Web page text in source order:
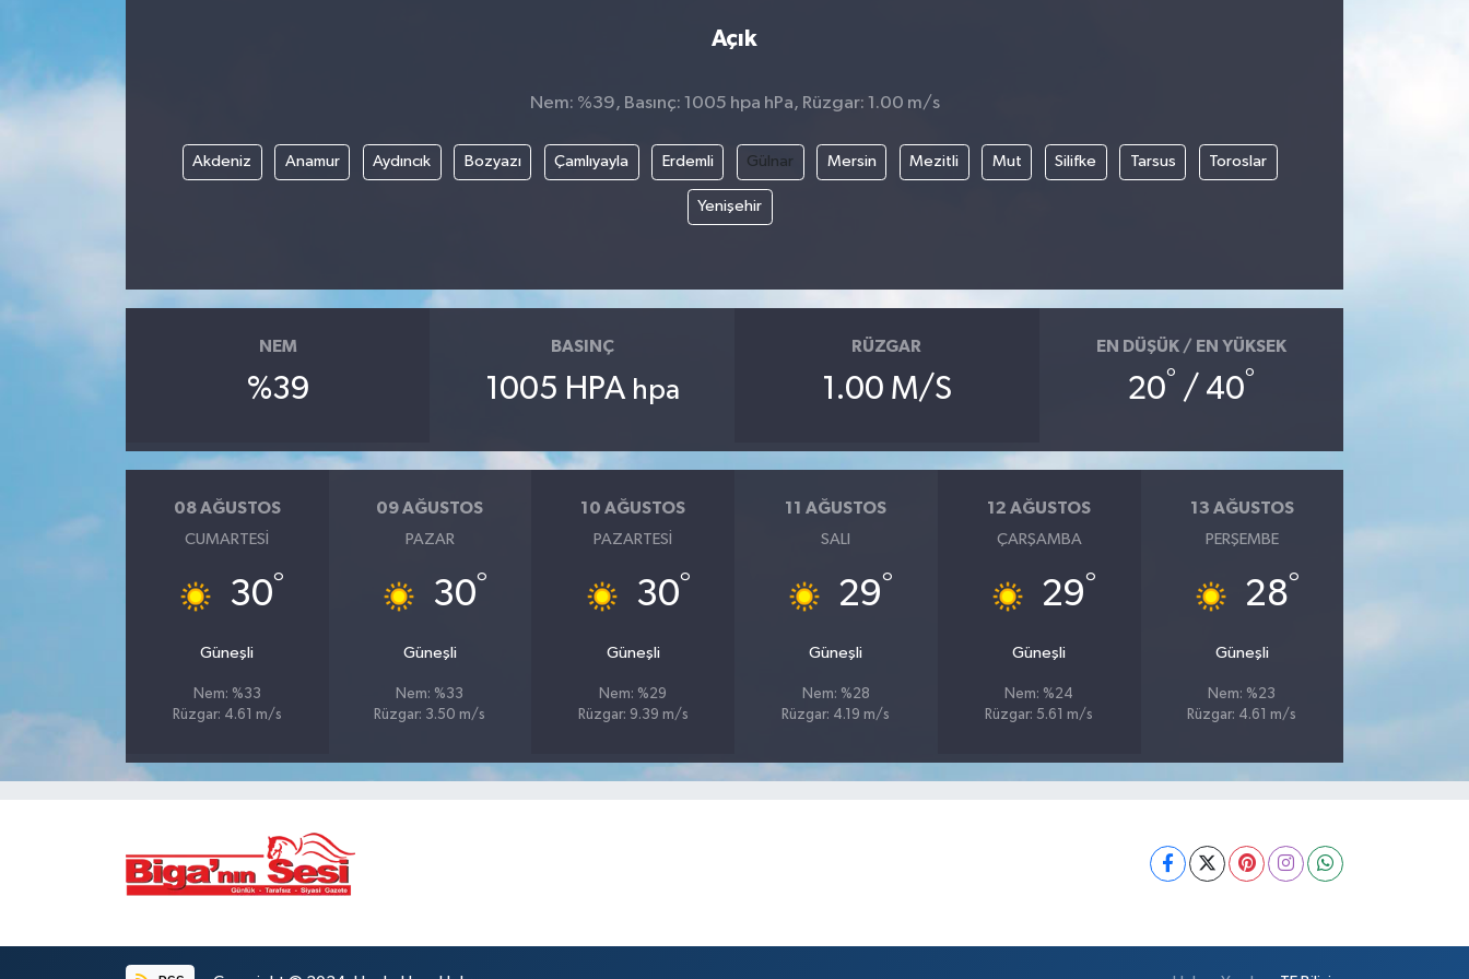
Açık
Nem: %39, Basınç: 1005 hpa hPa, Rüzgar: 1.00 m/s
Akdeniz Anamur Aydıncık Bozyazı Çamlıyayla Erdemli Gülnar Mersin Mezitli Mut Silifke Tarsus Toroslar
Yenişehir
NEM
%39
BASINÇ
1005 HPA hpa
RÜZGAR
1.00 M/S
EN DÜŞÜK / EN YÜKSEK
20° / 40°
08 AĞUSTOS
CUMARTESI
30°
Güneşli
Nem: %33
Rüzgar: 4.61 m/s
09 AĞUSTOS
PAZAR
30°
Güneşli
Nem: %33
Rüzgar: 3.50 m/s
10 AĞUSTOS
PAZARTESI
30°
Güneşli
Nem: %29
Rüzgar: 9.39 m/s
11 AĞUSTOS
SALI
29°
Güneşli
Nem: %28
Rüzgar: 4.19 m/s
12 AĞUSTOS
ÇARŞAMBA
29°
Güneşli
Nem: %24
Rüzgar: 5.61 m/s
13 AĞUSTOS
PERŞEMBE
28°
Güneşli
Nem: %23
Rüzgar: 4.61 m/s
Hava Durumu
Tarım ve Ekonomi